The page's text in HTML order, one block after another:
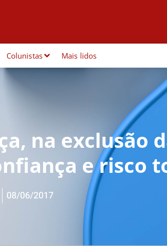
Colunistas Mais lidos
na exclusão
e risco
08/06/2017